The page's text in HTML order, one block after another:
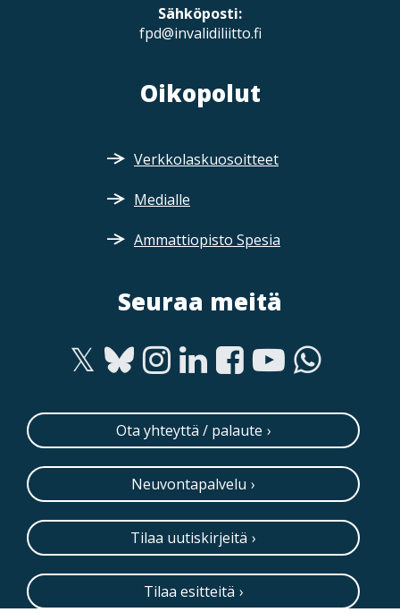
Sähköposti:
fpd@invalidiliitto.fi
Oikopolut
Verkkolaskuosoitteet
Medialle
Ammattiopisto Spesia
Seuraa meitä
Ota yhteyttä / palaute
Neuvontapalvelu
Tilaa uutiskirjeitä
Tilaa esitteitä